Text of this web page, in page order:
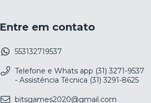
Entre em contato
553132719537
Telefone e Whats app (31) 3271-9537
- Assistência Técnica (31) 3291-8625
bitsgames2020@gmail.com